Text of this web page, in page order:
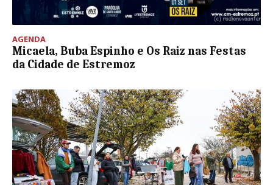
AGENDA
Micaela, Buba Espinho e Os Raiz nas Festas
da Cidade de Estremoz